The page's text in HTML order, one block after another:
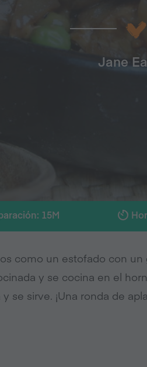
Jane
15M
como un estofado con un
y se cocina en el
se sirve. ¡Una ronda de